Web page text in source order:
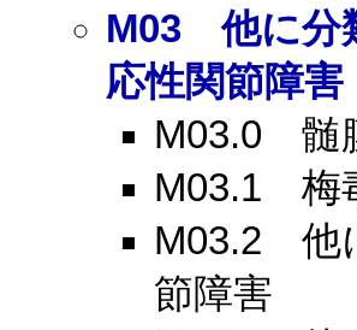
M03 他に分
応性関節障害
M03.0 髄
M03.1 梅
M03.2 他
節障害